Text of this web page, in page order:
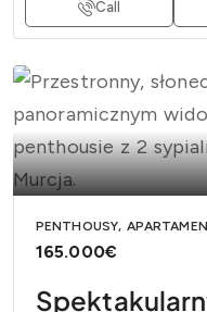
Call
PENTHOUSY,
165.000€